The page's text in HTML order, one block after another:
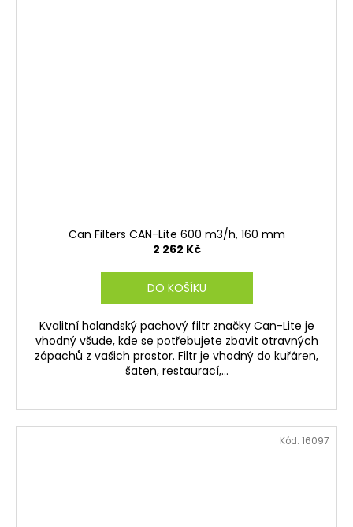
Can Filters CAN-Lite 600 m3/h, 160 mm
2 262 Kč
DO KOŠÍKU
Kvalitní holandský pachový filtr značky Can-Lite je
vhodný všude, kde se potřebujete zbavit otravných
zápachů z vašich prostor. Filtr je vhodný do kuřáren,
šaten, restaurací,...
Kód: 16097